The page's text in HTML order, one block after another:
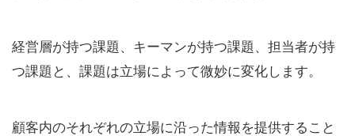
経営層が持つ課題、キーマンが持つ課題、担当者が持
つ課題と、課題は立場によって微妙に変化します。
顧客内のそれぞれの立場に沿った情報を提供すること